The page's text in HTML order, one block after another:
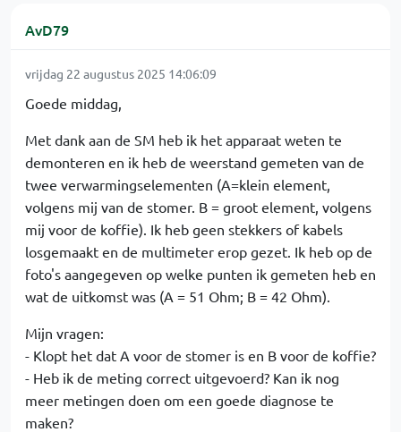
AvD79
vrijdag 22 augustus 2025 14:06:09
Goede middag,
Met dank aan de SM heb ik het apparaat weten te
demonteren en ik heb de weerstand gemeten van de
twee verwarmingselementen (A=klein element,
volgens mij van de stomer. B = groot element, volgens
mij voor de koffie). Ik heb geen stekkers of kabels
losgemaakt en de multimeter erop gezet. Ik heb op de
foto's aangegeven op welke punten ik gemeten heb en
wat de uitkomst was (A = 51 Ohm; B = 42 Ohm).
Mijn vragen:
- Klopt het dat A voor de stomer is en B voor de koffie?
- Heb ik de meting correct uitgevoerd? Kan ik nog
meer metingen doen om een goede diagnose te
maken?